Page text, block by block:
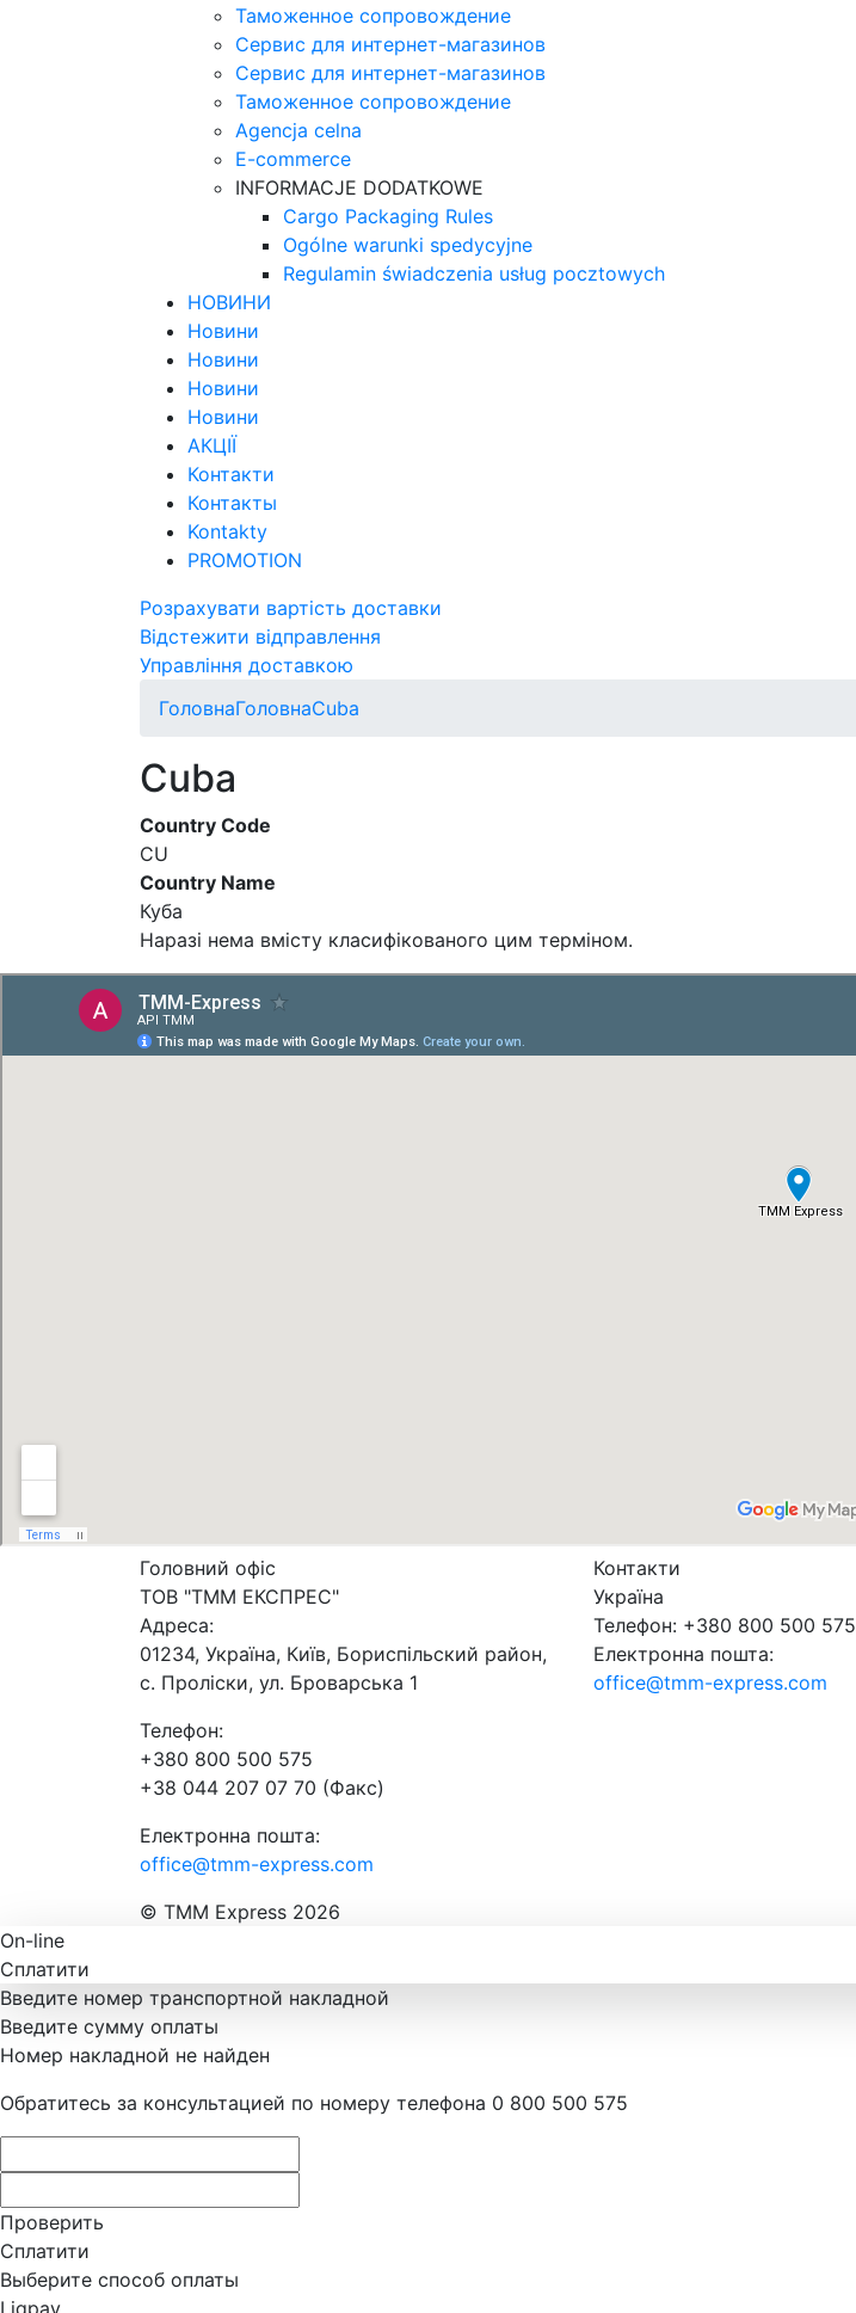
Таможенное сопровождение
Сервис для интернет-магазинов
Сервис для интернет-магазинов
Таможенное сопровождение
Agencja celna
E-commerce
INFORMACJE DODATKOWE
Cargo Packaging Rules
Ogólne warunki spedycyjne
Regulamin świadczenia usług pocztowych
НОВИНИ
Новини
Новини
Новини
Новини
АКЦІЇ
Контакти
Контакты
Kontakty
PROMOTION
Розрахувати вартість доставки
Відстежити відправлення
Управління доставкою
ГоловнаГоловнаCuba
Cuba
Country Code
CU
Country Name
Куба
Наразі нема вмісту класифікованого цим терміном.
Головний офіс
ТОВ "ТММ ЕКСПРЕС"
Адреса:
01234, Україна, Київ, Бориспільский район,
с. Проліски, ул. Броварська 1
Телефон:
+380 800 500 575
+38 044 207 07 70 (Факс)
Електронна пошта:
office@tmm-express.com
Контакти
Україна
Телефон: +380 800 500 575
Електронна пошта:
office@tmm-express.com
© ТММ Express 2026
On-line
Сплатити
Введите номер транспортной накладной
Введите сумму оплаты
Номер накладной не найден
Обратитесь за консультацией по номеру телефона 0 800 500 575
Проверить
Сплатити
Выберите способ оплаты
Liqpay